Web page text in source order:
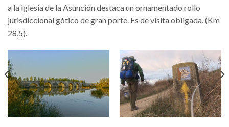
a la iglesia de la Asunción destaca un ornamentado rollo
jurisdiccional gótico de gran porte. Es de visita obligada. (Km
28,5).